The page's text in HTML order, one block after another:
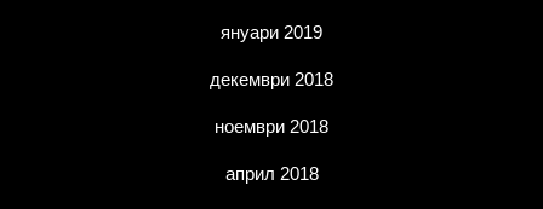
януари 2019
декември 2018
ноември 2018
април 2018